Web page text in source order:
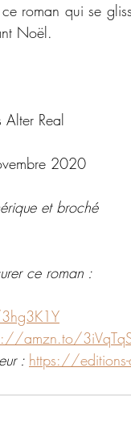
roman qui se
Noël.
Alter Real
2020
et broché
ce roman :
amzn.to/
: https://